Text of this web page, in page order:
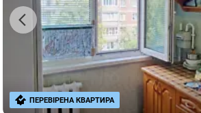
ПЕРЕВІРЕНА КВАРТИРА